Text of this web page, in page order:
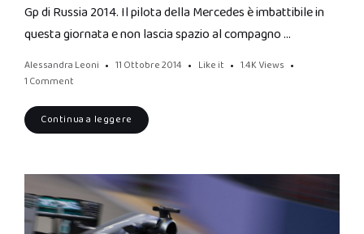
Gp di Russia 2014. Il pilota della Mercedes è imbattibile in
questa giornata e non lascia spazio al compagno …
Alessandra Leoni 11 Ottobre 2014 Like it 1.4K Views
1 Comment
Continua a leggere